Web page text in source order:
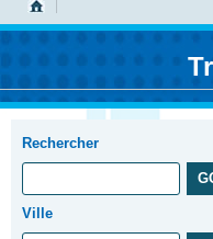
Rechercher
Ville